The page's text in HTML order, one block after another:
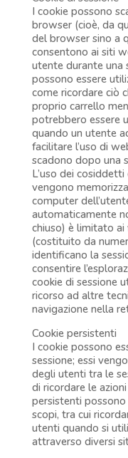
I cookie possono
browser (cioè, da
del browser sino a
consentono ai siti
utente durante una
possono essere
come ricordare ciò
proprio carrello
potrebbero essere
quando un utente
facilitare l’uso di
scadono dopo una
L’uso dei
vengono
computer
automaticamente
chiuso) è limitato
(costituito da
identificano la
consentire
cookie di sessione
ricorso ad altre
navigazione nella
Cookie persistenti
I cookie possono
sessione; essi
degli utenti tra le
di ricordare le
persistenti
scopi, tra cui
utenti quando si
attraverso diversi